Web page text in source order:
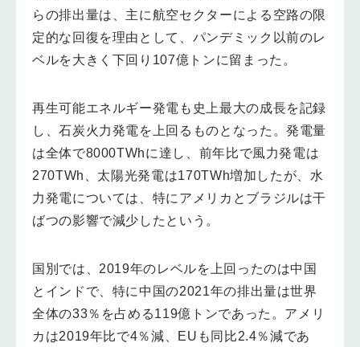
らの排出量は、主に航空セクターによる空路の限
定的な回復を理由として、パンデミック以前のレ
ベルを大きく下回り107億トンに留まった。
再生可能エネルギー発電も史上最大の成長を記録
し、石炭火力発電を上回るものとなった。発電量
は全体で8000TWhに達し、前年比で風力発電は
270TWh、太陽光発電は170TWh増加したが、水
力発電については、特にアメリカとブラジルは干
ばつの影響で減少したという。
国別では、2019年のレベルを上回ったのは中国
とインドで、特に中国の2021年の排出量は世界
全体の33％を占める119億トンであった。アメリ
カは2019年比で4％減、EUも同比2.4％減であ